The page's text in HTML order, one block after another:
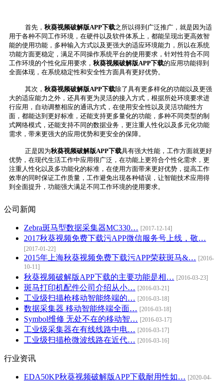
首先， 秋葵视频破解版APP下载之所以得到广泛推广，就是因为适
用于各种不同工作环境，在硬件以及软件体系上，都能呈现出更高效智
能的使用功能，多种输入方式以及更强大的适应环境能力，所以在系统
功能方面更稳定，满足不同操作系统平台的使用要求，针对性符合不同
工作环境的个性化应用要求， 秋葵视频破解版APP下载的应用功能得到
全面体现，在系统稳定性和安全性方面具有更好优势。
其次， 秋葵视频破解版APP下载除了具有更多样化的功能以及更强
大的适应能力之外，还具有更为灵活的接入方式，根据所处环境要求进
行应用，自动调整相应的通讯方式，在使用安全性以及灵活功能性方
面，都能达到更好标准，还能支持更多量化的功能，多种不同类型的制
式网络模式，还能支持不同的数据业务，更注重人性化以及多元化功能
需求，带来更强大的应用优势和更安全的保障。
正是因为秋葵视频破解版APP下载具有强大性能，工作方面就更好
优势，在现代生活工作中应用很广泛，在功能上更符合个性化需求，更
注重人性化以及多功能化的标准，在使用方面带来更好优势，提高工作
效率的同时保证工作质量，工作避免出现各种错误，让智能技术应用得
到全面提升，功能强大满足不同工作环境的使用要求。
公司新闻
Zebra斑马型数据采集器MC330… [2017-12-14]
2017秋葵视频免费下载污APP微信服务号上线，敬…
[2017-01-22]
2015年上海秋葵视频免费下载污APP荣获斑马&… [2016-
10-11]
秋葵视频破解版APP下载的主要功能是相… [2016-03-23]
斑马打印机配件公司介绍从小… [2016-03-21]
工业级扫描枪移动智能终端的… [2016-03-18]
数据采集器 移动智能终端全面… [2016-03-18]
Symbol维修 无处不在的移动智… [2016-03-17]
工业级采集器在有线线路中电… [2016-03-17]
工业级扫描枪微波线路在近代… [2016-03-16]
行业资讯
EDA50KP秋葵视频破解版APP下载耐用性如… [2020-04-